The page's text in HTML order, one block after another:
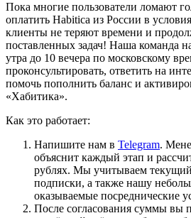
Пока многие пользователи ломают
оплатить Habitica из России в
клиенты не теряют времени и
поставленных задач! Наша команда
утра до 10 вечера по московскому
проконсультировать, ответить на
помочь пополнить баланс и
«Хабитика».
Как это работает:
Напишите нам в Telegram.
объяснит каждый этап и
рублях. Мы учитываем
подписки, а также нашу
оказываемые посреднические
После согласования суммы вы